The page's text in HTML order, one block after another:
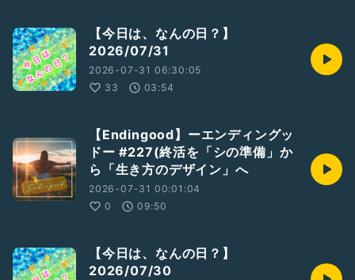
【今日は、なんの日？】
2026/07/31
2026-07-31 06:30:05
33
03:54
【Endingood】ーエンディングッ
ドー #227(終活を「シの準備」か
ら「生き方のデザイン」へ
2026-07-31 00:01:04
0
09:50
【今日は、なんの日？】
2026/07/30